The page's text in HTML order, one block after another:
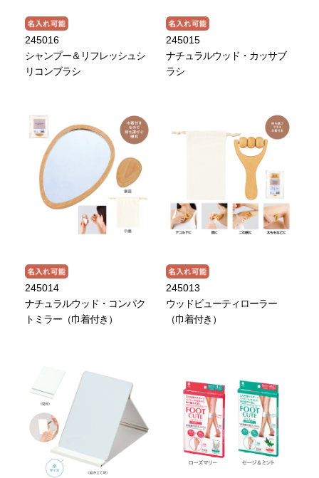
245016
シャンプー＆リフレッシュシ
リコンブラシ
245015
ナチュラルウッド・カッサブ
ラシ
245014
ナチュラルウッド・コンパク
トミラー（巾着付き）
245013
ウッドビューティローラー
（巾着付き）